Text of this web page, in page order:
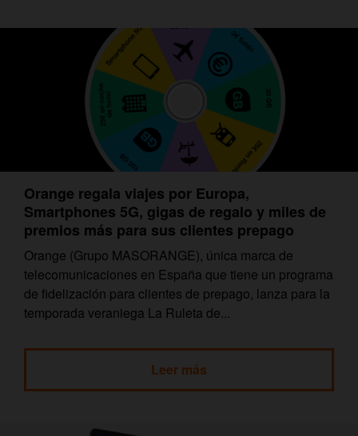
Orange regala viajes por Europa,
Smartphones 5G, gigas de regalo y miles de
premios más para sus clientes prepago
Orange (Grupo MASORANGE), única marca de
telecomunicaciones en España que tiene un programa
de fidelización para clientes de prepago, lanza para la
temporada veraniega La Ruleta de...
Leer más